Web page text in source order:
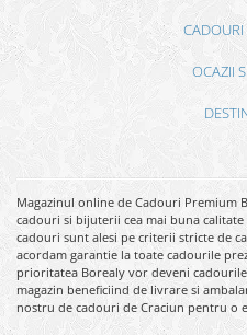
CADOURI
OCAZII
Magazinul online de Cadouri Premium
cadouri si bijuterii cea mai buna
cadouri sunt alesi pe criterii stricte de
acordam garantie la toate cadourile
prioritatea Borealy vor deveni
magazin beneficiind de livrare si
nostru de cadouri de Craciun pentru o